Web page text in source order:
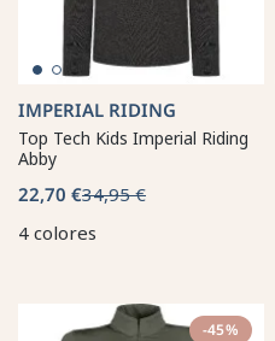
IMPERIAL RIDING
Top Tech Kids Imperial Riding
Abby
22,70 €34,95 €
4 colores
-45%